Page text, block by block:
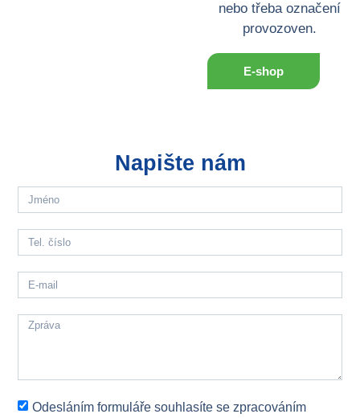
nebo třeba označení
provozoven.
E-shop
Napište nám
Odesláním formuláře souhlasíte se zpracováním